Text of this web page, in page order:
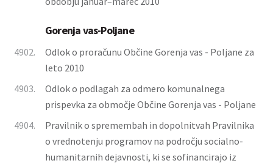
Gorenja vas-Poljane
4902.
Odlok o proračunu Občine Gorenja vas - Poljane za
leto 2010
4903.
Odlok o podlagah za odmero komunalnega
prispevka za območje Občine Gorenja vas - Poljane
4904.
Pravilnik o spremembah in dopolnitvah Pravilnika
o vrednotenju programov na področju socialno-
humanitarnih dejavnosti, ki se sofinancirajo iz